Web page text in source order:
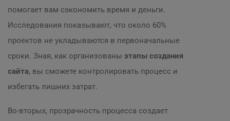
помогает вам сэкономить время и деньги.
Исследования показывают, что около 60%
проектов не укладываются в первоначальные
сроки. Зная, как организованы этапы создания
сайта, вы сможете контролировать процесс и
избегать лишних затрат.
Во-вторых, прозрачность процесса создает